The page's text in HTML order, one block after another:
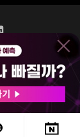
용약관
층(서초동, 제일빌딩)